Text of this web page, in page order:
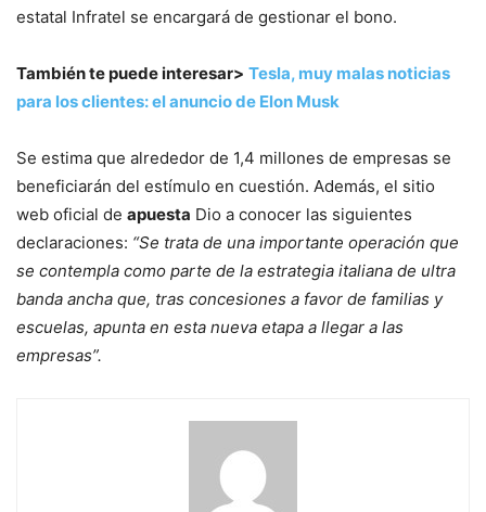
estatal Infratel se encargará de gestionar el bono.
También te puede interesar> Tesla, muy malas noticias
para los clientes: el anuncio de Elon Musk
Se estima que alrededor de 1,4 millones de empresas se
beneficiarán del estímulo en cuestión. Además, el sitio
web oficial de apuesta Dio a conocer las siguientes
declaraciones: “Se trata de una importante operación que
se contempla como parte de la estrategia italiana de ultra
banda ancha que, tras concesiones a favor de familias y
escuelas, apunta en esta nueva etapa a llegar a las
empresas”.